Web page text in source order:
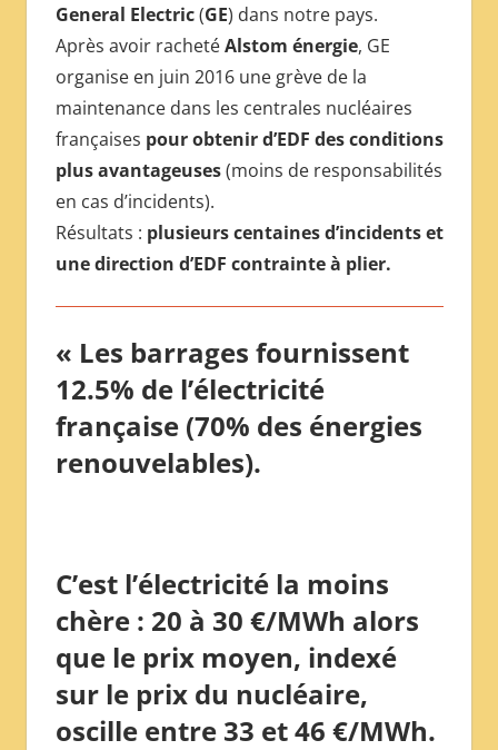
General Electric(GE) dans notre pays.
Après avoir rachetéAlstom énergie, GE
organise en juin 2016 une grève de la
maintenance dans les centrales nucléaires
françaises pour obtenir d’EDF des conditions
plus avantageuses(moins de responsabilités
en cas d’incidents).
Résultats : plusieurs centaines d’incidents et
une direction d’EDF contrainte à plier.
« Les barrages fournissent
12.5% de l’électricité
française (70% des énergies
renouvelables).
C’est l’électricité la moins
chère : 20 à 30 €/MWh alors
que le prix moyen, indexé
sur le prix du nucléaire,
oscille entre 33 et 46 €/MWh.